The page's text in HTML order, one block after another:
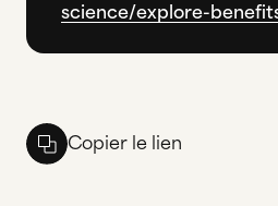
science/explore-
Copier le lien